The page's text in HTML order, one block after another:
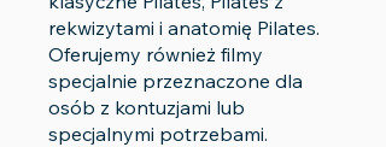
rekwizytami i anatomię Pilates.
Oferujemy również filmy
specjalnie przeznaczone dla
osób z kontuzjami lub
specjalnymi potrzebami.